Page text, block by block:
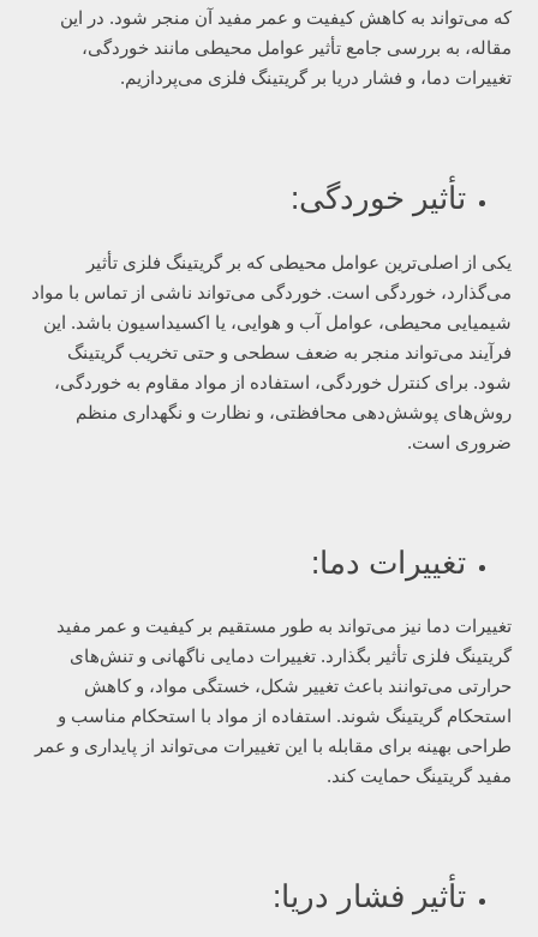
که می‌تواند به کاهش کیفیت و عمر مفید آن منجر شود. در این
مقاله، به بررسی جامع تأثیر عوامل محیطی مانند خوردگی،
تغییرات دما، و فشار دریا بر گریتینگ فلزی می‌پردازیم.
تأثیر خوردگی:
یکی از اصلی‌ترین عوامل محیطی که بر گریتینگ فلزی تأثیر
می‌گذارد، خوردگی است. خوردگی می‌تواند ناشی از تماس با مواد
شیمیایی محیطی، عوامل آب و هوایی، یا اکسیداسیون باشد. این
فرآیند می‌تواند منجر به ضعف سطحی و حتی تخریب گریتینگ
شود. برای کنترل خوردگی، استفاده از مواد مقاوم به خوردگی،
روش‌های پوشش‌دهی محافظتی، و نظارت و نگهداری منظم
ضروری است.
تغییرات دما:
تغییرات دما نیز می‌تواند به طور مستقیم بر کیفیت و عمر مفید
گریتینگ فلزی تأثیر بگذارد. تغییرات دمایی ناگهانی و تنش‌های
حرارتی می‌توانند باعث تغییر شکل، خستگی مواد، و کاهش
استحکام گریتینگ شوند. استفاده از مواد با استحکام مناسب و
طراحی بهینه برای مقابله با این تغییرات می‌تواند از پایداری و عمر
مفید گریتینگ حمایت کند.
تأثیر فشار دریا: